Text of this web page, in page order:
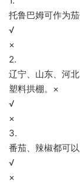
托鲁巴姆可作为
√
×
2.
辽宁、山东、河
塑料拱棚。×
√
×
3.
番茄、辣椒都可
√
×